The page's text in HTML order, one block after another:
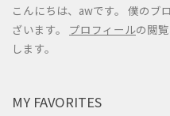
こんにちは、awです。 僕のブ
ざいます。 プロフィールの閲覧
します。
MY FAVORITES